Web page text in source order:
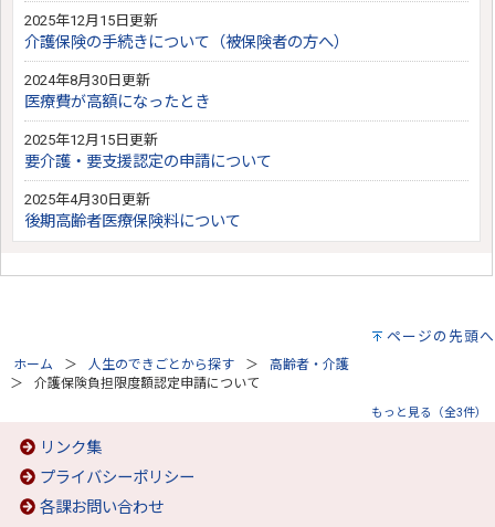
2025年12月15日更新
介護保険の手続きについて（被保険者の方へ）
2024年8月30日更新
医療費が高額になったとき
2025年12月15日更新
要介護・要支援認定の申請について
2025年4月30日更新
後期高齢者医療保険料について
ページの先頭へ
ホーム 人生のできごとから探す
高齢者・介護
介護保険負担限度額認定申請について
もっと見る（全3件）
リンク集
プライバシーポリシー
各課お問い合わせ